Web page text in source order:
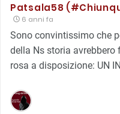
Patsala58
6 anni fa
Sono convintissimo che
della Ns storia
rosa a disposizione: UN